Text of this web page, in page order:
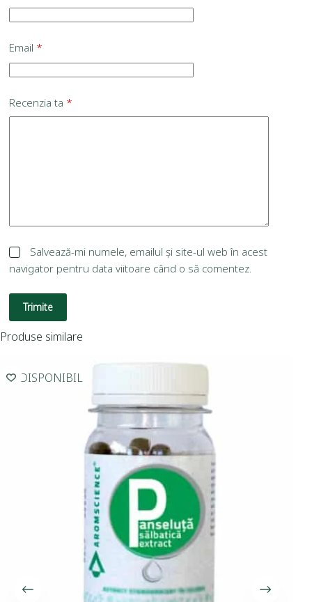
Email *
Recenzia ta *
Salvează-mi numele, emailul și site-ul web în acest
navigator pentru data viitoare când o să comentez.
Trimite
Produse similare
INDISPONIBIL